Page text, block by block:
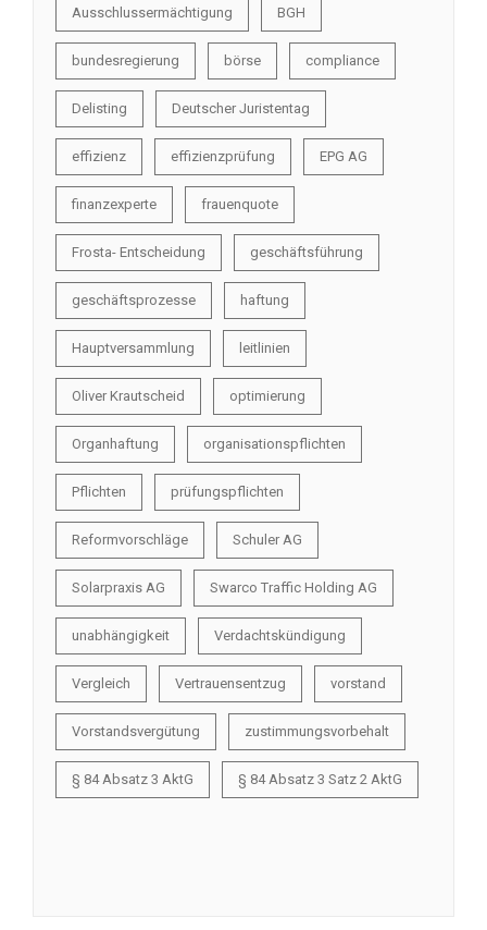
Ausschlussermächtigung BGH
bundesregierung börse compliance
Delisting Deutscher Juristentag
effizienz effizienzprüfung EPG AG
finanzexperte frauenquote
Frosta- Entscheidung geschäftsführung
geschäftsprozesse haftung
Hauptversammlung leitlinien
Oliver Krautscheid optimierung
Organhaftung organisationspflichten
Pflichten prüfungspflichten
Reformvorschläge Schuler AG
Solarpraxis AG Swarco Traffic Holding AG
unabhängigkeit Verdachtskündigung
Vergleich Vertrauensentzug vorstand
Vorstandsvergütung zustimmungsvorbehalt
§ 84 Absatz 3 AktG § 84 Absatz 3 Satz 2 AktG